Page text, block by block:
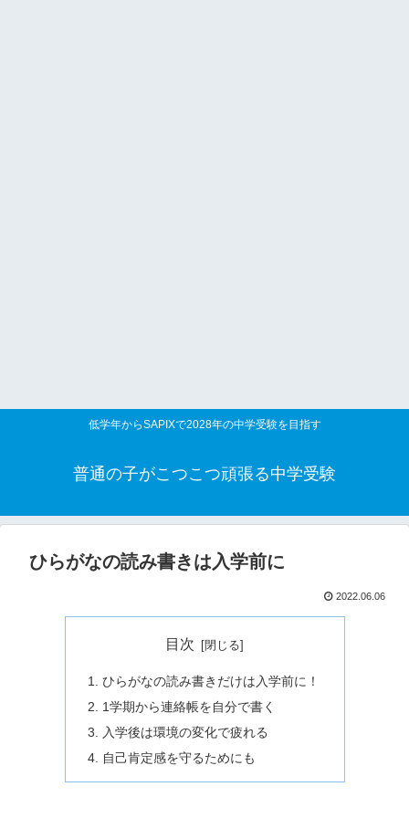
低学年からSAPIXで2028年の中学受験を目指す
普通の子がこつこつ頑張る中学受験
ひらがなの読み書きは入学前に
2022.06.06
目次
ひらがなの読み書きだけは入学前に！
1学期から連絡帳を自分で書く
入学後は環境の変化で疲れる
自己肯定感を守るためにも